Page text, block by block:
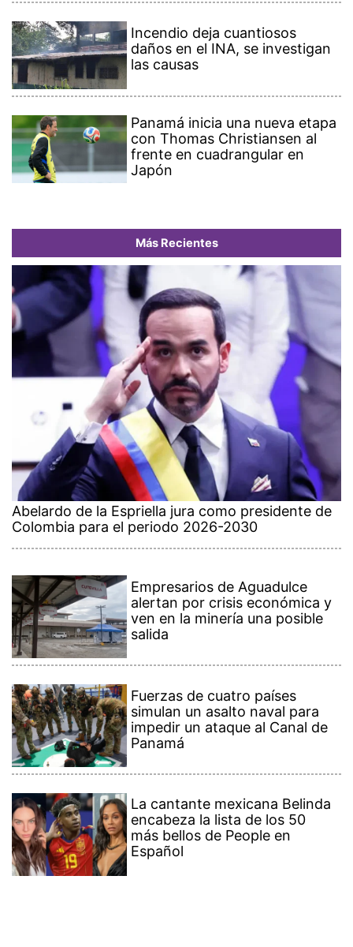
Incendio deja cuantiosos
daños en el INA, se investigan
las causas
Panamá inicia una nueva etapa
con Thomas Christiansen al
frente en cuadrangular en
Japón
Más Recientes
Abelardo de la Espriella jura como presidente de
Colombia para el periodo 2026-2030
Empresarios de Aguadulce
alertan por crisis económica y
ven en la minería una posible
salida
Fuerzas de cuatro países
simulan un asalto naval para
impedir un ataque al Canal de
Panamá
La cantante mexicana Belinda
encabeza la lista de los 50
más bellos de People en
Español